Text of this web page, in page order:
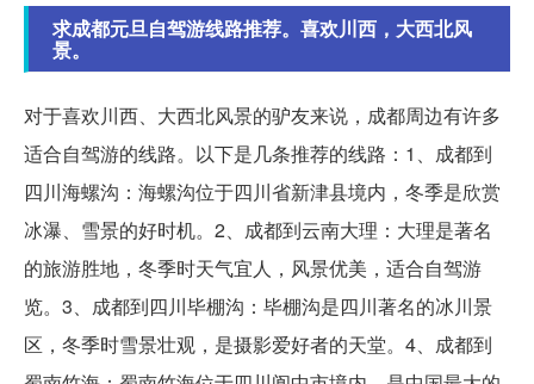
求成都元旦自驾游线路推荐。喜欢川西，大西北风
景。
对于喜欢川西、大西北风景的驴友来说，成都周边有许多
适合自驾游的线路。以下是几条推荐的线路：1、成都到
四川海螺沟：海螺沟位于四川省新津县境内，冬季是欣赏
冰瀑、雪景的好时机。2、成都到云南大理：大理是著名
的旅游胜地，冬季时天气宜人，风景优美，适合自驾游
览。3、成都到四川毕棚沟：毕棚沟是四川著名的冰川景
区，冬季时雪景壮观，是摄影爱好者的天堂。4、成都到